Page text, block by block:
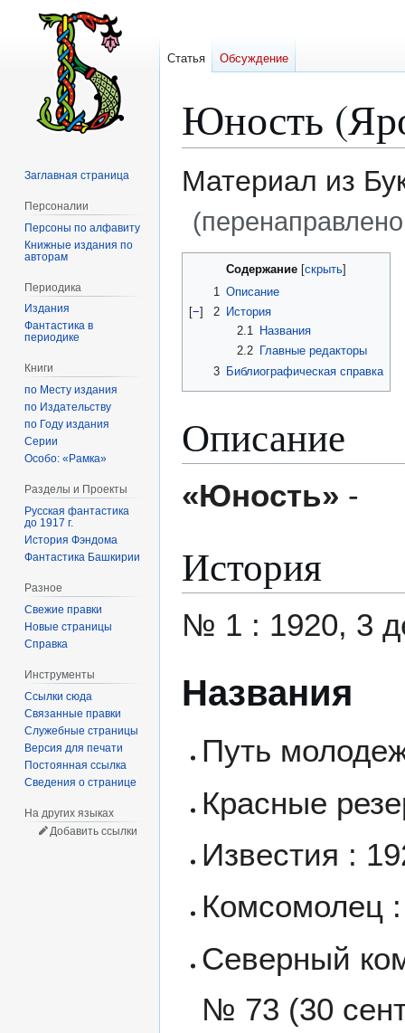
Юность
Материал из
Перейти
Перейти
Содержание
1 Описание
[−] 2
История
2.1
Названия
2.2 Главные редакторы
3 Библиографическая справка
Описание
«Юность» -
История
№ 1 : 1920, 3
Названия
Путь
Красные
Известия :
Комсомолец
Северный
№ 73 (30
Статья Обсуждение
Заглавная страница
Персоналии
Персоны по алфавиту
Книжные издания по
авторам
Периодика
Издания
Фантастика в
периодике
Книги
по Месту издания
по Издательству
по Году издания
Серии
Особо: «Рамка»
Разделы и Проекты
Русская фантастика
до 1917 г.
История Фэндома
Фантастика Башкирии
Разное
Свежие правки
Новые страницы
Справка
Инструменты
Ссылки сюда
Связанные правки
Служебные страницы
Версия для печати
Постоянная ссылка
Сведения о странице
На других языках
Добавить ссылки